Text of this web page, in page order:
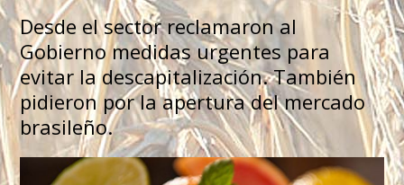
Desde el sector reclamaron al
Gobierno medidas urgentes para
evitar la descapitalización. También
pidieron por la apertura del mercado
brasileño.